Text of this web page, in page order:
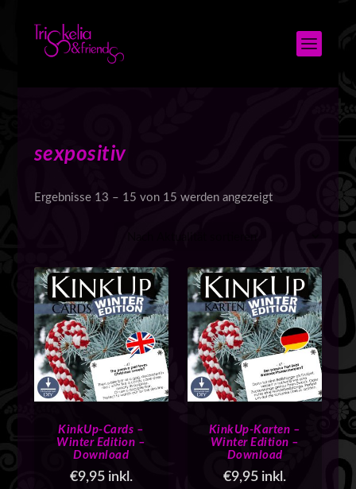
sexpositiv
Ergebnisse 13 – 15 von 15 werden angezeigtN
k
t
u
a
l
t
ä
s
o
t
KinkUp-Cards –
Winter Edition –
Download
€9,95 inkl.
KinkUp-Karten –
Winter Edition –
Download
€9,95 inkl.